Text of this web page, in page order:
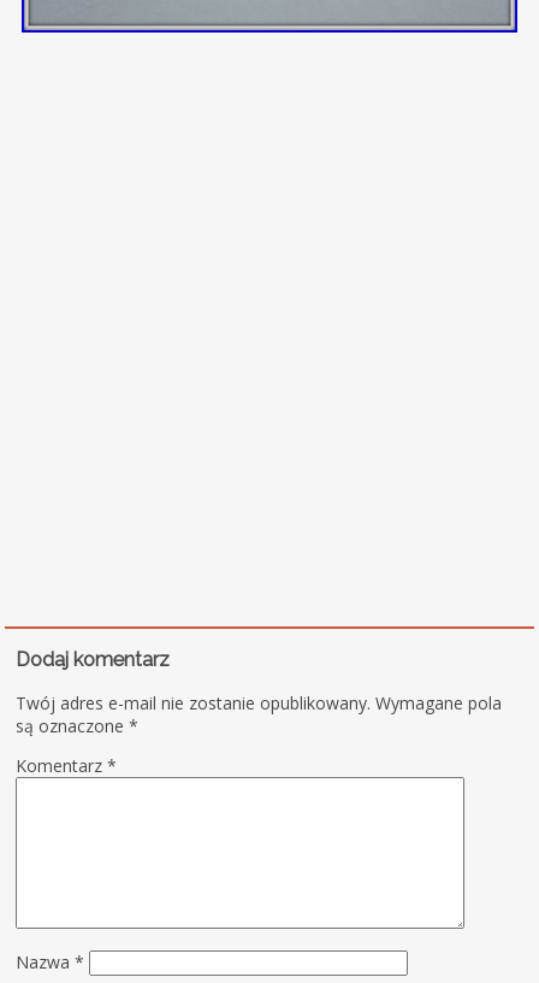
Dodaj komentarz
Twój adres e-mail nie zostanie opublikowany. Wymagane pola
są oznaczone*
Komentarz*
Nazwa*